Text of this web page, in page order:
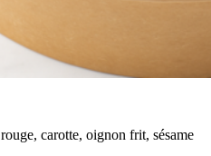
carotte, oignon frit, sésame